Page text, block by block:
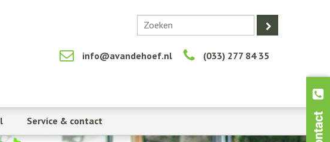
info@avandehoef.nl (033) 277 84 35
Service & contact